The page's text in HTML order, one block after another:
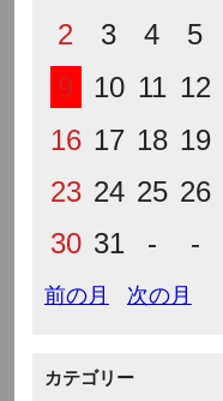
2
3 4 5
9
10 11 12
16 17 18 19
23 24 25 26
30 31 - -
前の月 次の月
カテゴリー